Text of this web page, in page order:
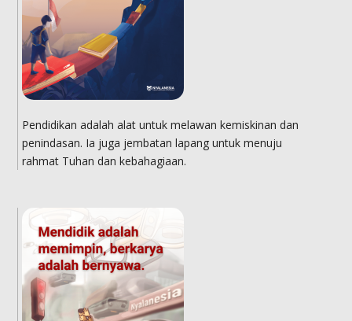
Pendidikan adalah alat untuk melawan kemiskinan dan
penindasan. Ia juga jembatan lapang untuk menuju
rahmat Tuhan dan kebahagiaan.